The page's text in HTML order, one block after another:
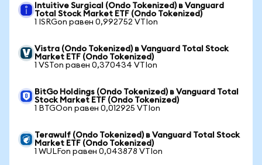
Intuitive Surgical (Ondo Tokenized) в Vanguard
Total Stock Market ETF (Ondo Tokenized)
1 ISRGon равен 0,992752 VTIon
Vistra (Ondo Tokenized) в Vanguard Total Stock
Market ETF (Ondo Tokenized)
1 VSTon равен 0,370434 VTIon
BitGo Holdings (Ondo Tokenized) в Vanguard Total
Stock Market ETF (Ondo Tokenized)
1 BTGOon равен 0,012925 VTIon
Terawulf (Ondo Tokenized) в Vanguard Total Stock
Market ETF (Ondo Tokenized)
1 WULFon равен 0,043878 VTIon